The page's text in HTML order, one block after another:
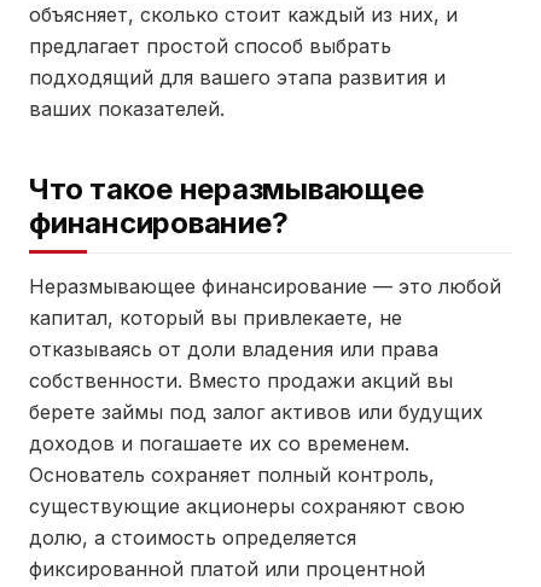
объясняет, сколько стоит каждый из них, и
предлагает простой способ выбрать
подходящий для вашего этапа развития и
ваших показателей.
Что такое неразмывающее
финансирование?
Неразмывающее финансирование — это любой
капитал, который вы привлекаете, не
отказываясь от доли владения или права
собственности. Вместо продажи акций вы
берете займы под залог активов или будущих
доходов и погашаете их со временем.
Основатель сохраняет полный контроль,
существующие акционеры сохраняют свою
долю, а стоимость определяется
фиксированной платой или процентной